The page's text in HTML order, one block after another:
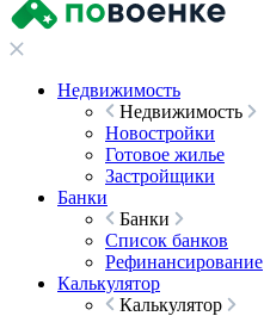
Недвижимость
Недвижимость
Новостройки
Готовое жилье
Застройщики
Банки
Банки
Список банков
Рефинансирование
Калькулятор
Калькулятор